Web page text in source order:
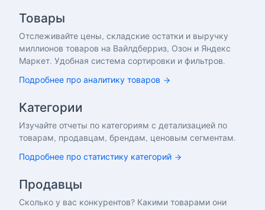
Товары
Отслеживайте цены, складские остатки и выручку
миллионов товаров на Вайлдберриз, Озон и Яндекс
Маркет. Удобная система сортировки и фильтров.
Подробнее про аналитику товаров
Категории
Изучайте отчеты по категориям с детализацией по
товарам, продавцам, брендам, ценовым сегментам.
Подробнее про статистику категорий
Продавцы
Сколько у вас конкурентов? Какими товарами они